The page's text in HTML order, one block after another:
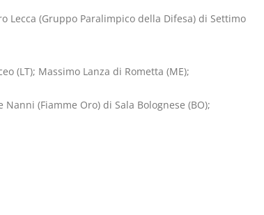
Lecca (Gruppo Paralimpico della Difesa) di Settimo
(LT); Massimo Lanza di Rometta (ME);
(Fiamme Oro) di Sala Bolognese (BO);